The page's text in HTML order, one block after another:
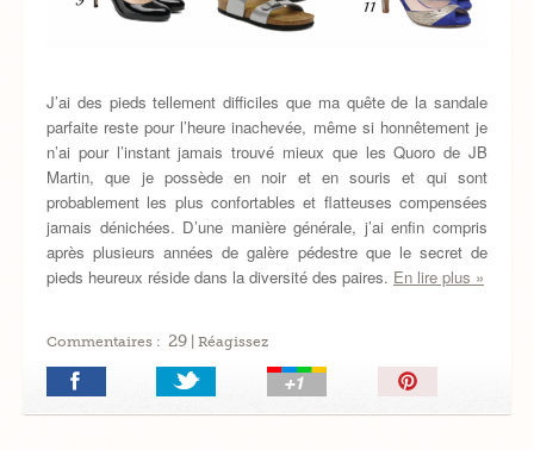
J’ai des pieds tellement difficiles que ma quête de la sandale
parfaite reste pour l’heure inachevée, même si honnêtement je
n’ai pour l’instant jamais trouvé mieux que les Quoro de JB
Martin, que je possède en noir et en souris et qui sont
probablement les plus confortables et flatteuses compensées
jamais dénichées. D’une manière générale, j’ai enfin compris
après plusieurs années de galère pédestre que le secret de
pieds heureux réside dans la diversité des paires. En lire plus »
Commentaires : 29| Réagissez
Épingler!